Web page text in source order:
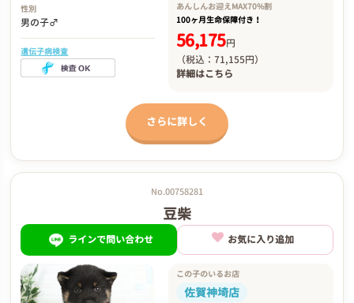
性別
男の子♂
遺伝子病検査
あんしんお迎えMAX70%割
100ヶ月生命保障付き！
56,175円
（税込：71,155円）
詳細はこちら
さらに詳しく
No.00758281
豆柴
ラインで問い合わせ お気に入り追加
この子のいるお店
佐賀神埼店